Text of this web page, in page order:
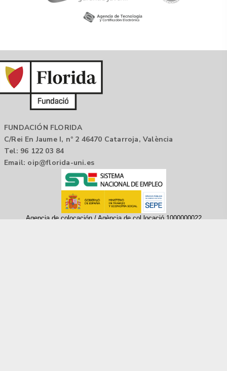
FUNDACIÓN FLORIDA
C/Rei En Jaume I, nº 2 46470 Catarroja, València
Tel: 96 122 03 84
Email: oip@florida-uni.es
Agencia de colocación / Agència de col.locació 1000000022